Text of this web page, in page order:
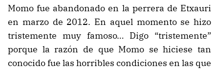
Momo fue abandonado en la perrera de Etxauri
en marzo de 2012. En aquel momento se hizo
tristemente muy famoso… Digo “tristemente”
porque la razón de que Momo se hiciese tan
conocido fue las horribles condiciones en las que